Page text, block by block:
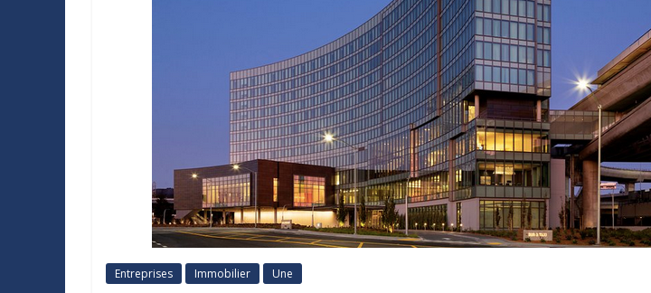
Entreprises Immobilier Une